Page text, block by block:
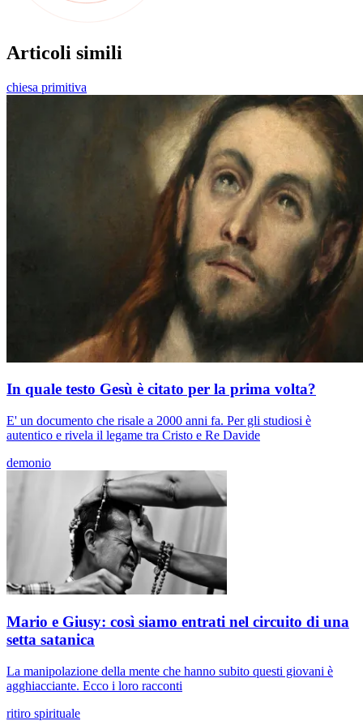
Articoli simili
chiesa primitiva
In quale testo Gesù è citato per la prima volta?
E' un documento che risale a 2000 anni fa. Per gli studiosi è
autentico e rivela il legame tra Cristo e Re Davide
demonio
Mario e Giusy: così siamo entrati nel circuito di una
setta satanica
La manipolazione della mente che hanno subito questi giovani è
agghiacciante. Ecco i loro racconti
ritiro spirituale